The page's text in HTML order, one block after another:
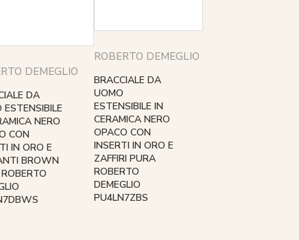
DEMEGLIO
DA
ESTENSIBILE
NERO
CON
IN ORO E
BROWN
ROBERTO DEMEGLIO
BRACCIALE DA
UOMO
ESTENSIBILE IN
CERAMICA NERO
OPACO CON
INSERTI IN ORO E
ZAFFIRI PURA
ROBERTO
DEMEGLIO
PU4LN7ZBS